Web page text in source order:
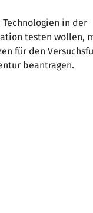
Technologien in der
testen wollen,
für den
beantragen.